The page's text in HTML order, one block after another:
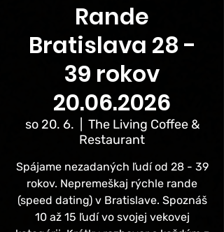
Rande
Bratislava 28 -
39 rokov
20.06.2026
so 20. 6.
The Living Coffee &
Restaurant
Spájame nezadaných ľudí od 28 - 39
rokov. Nepremeškaj rýchle rande
(speed dating) v Bratislave. Spoznáš
10 až 15 ľudí vo svojej vekovej